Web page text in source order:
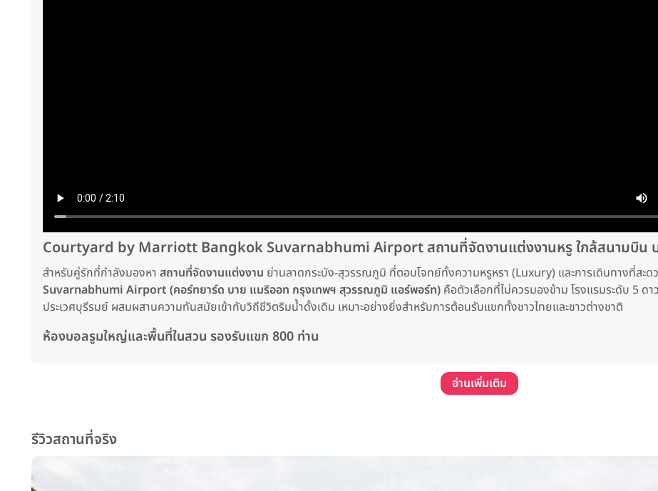
Courtyard by Marriott Bangkok Suvarnabhumi Airport สถานที่จัดงานแต่งงานหรู ใกล้สนามบิน
สำหรับคู่รักที่กำลังมองหา สถานที่จัดงานแต่งงาน ย่านลาดกระบัง-สุวรรณภูมิ ที่ตอบโจทย์ทั้งความหรูหรา (Luxury) และการเดินทางที่สะด
Suvarnabhumi Airport (คอร์ทยาร์ด บาย แมริออท กรุงเทพฯ สุวรรณภูมิ แอร์พอร์ท) คือตัวเลือกที่ไม่ควรมองข้าม โรงแรมระดับ 5
ประเวศบุรีรมย์ ผสมผสานความทันสมัยเข้ากับวิถีชีวิตริมน้ำดั้งเดิม เหมาะอย่างยิ่งสำหรับการต้อนรับแขกทั้งชาวไทยและชาวต่างชาติ
ห้องบอลรูมใหญ่และพื้นที่ในสวน รองรับแขก 800 ท่าน
อ่านเพิ่มเติม
รีวิวสถานที่จริง